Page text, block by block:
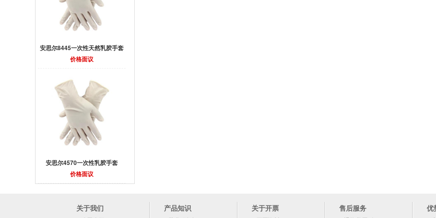
安思尔8445一次性天然乳胶手套
价格面议
安思尔4570一次性乳胶手套
价格面议
关于我们 产品知识 关于开票 售后服务 优